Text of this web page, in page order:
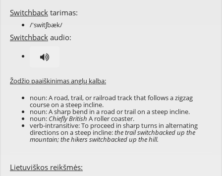
Switchback tarimas:
/'switʃbæk/
Switchback audio:
Žodžio paaiškinimas anglų kalba:
noun: A road, trail, or railroad track that follows a zigzag
course on a steep incline.
noun: A sharp bend in a road or trail on a steep incline.
noun: Chiefly British A roller coaster.
verb-intransitive: To proceed in sharp turns in alternating
directions on a steep incline:the trail switchbacked up the
mountain; the hikers switchbacked up the hill.
Lietuviškos reikšmės: